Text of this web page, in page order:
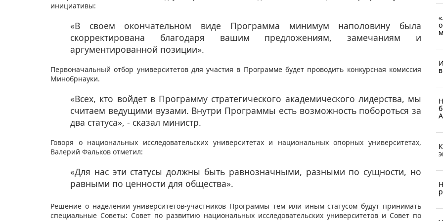
инициативы:
«В своем окончательном виде Программа минимум наполовину была
скорректирована благодаря вашим предложениям, замечаниям и
аргументированной позиции».
Первоначальный отбор университетов для участия в Программе будет проводить конкурсная комиссия
Минобрнауки.
«Всех, кто войдет в Программу стратегического академического лидерства, мы
считаем ведущими вузами. Внутри Программы есть возможность побороться за
два статуса», - сказал министр.
Говоря о национальных исследовательских университетах и национальных опорных университетах,
Валерий Фальков отметил:
«Для нас эти статусы должны быть равнозначными, разными по сущности, но
равными по ценности для общества».
Решение о наделении университетов-участников Программы тем или иным статусом будут принимать
специальные Советы: Совет по развитию национальных исследовательских университетов и Совет по